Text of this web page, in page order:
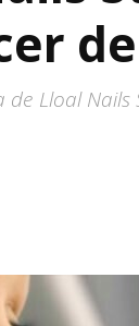
Lloal